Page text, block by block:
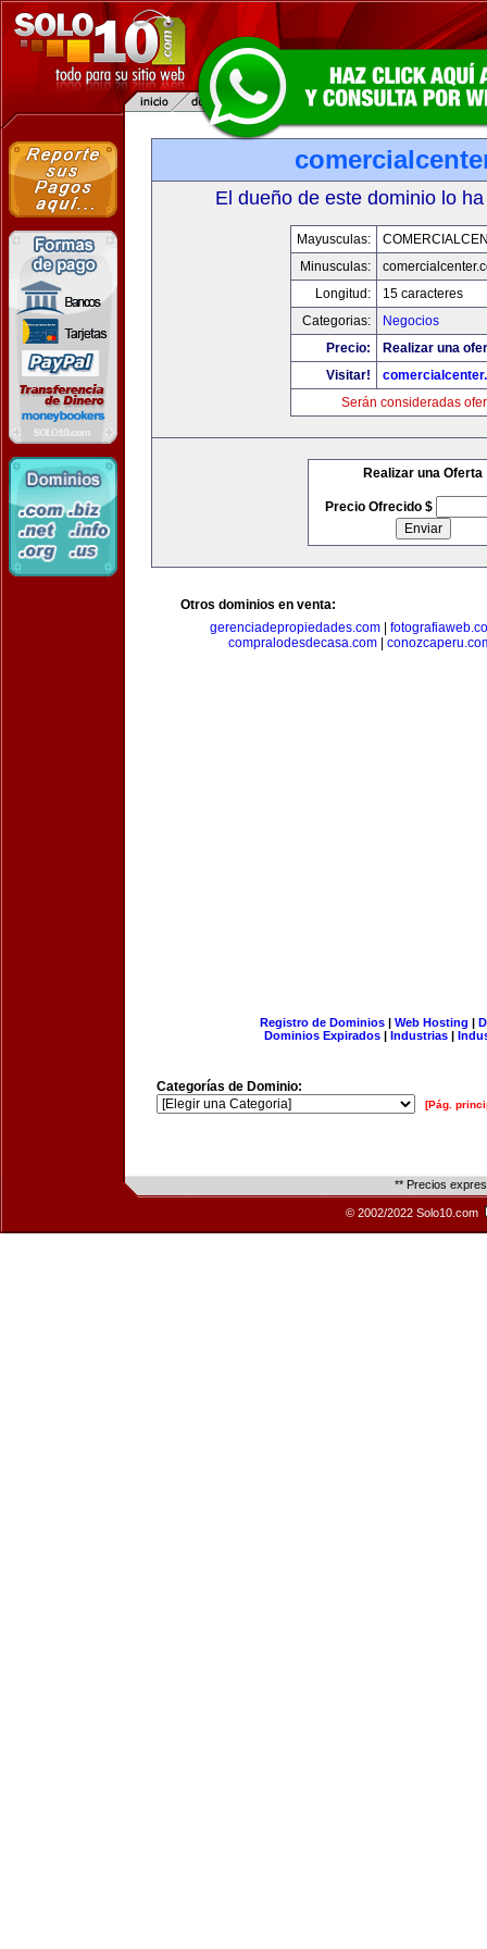
El dueño de este dominio lo
Mayusculas:
Minusculas:
Longitud:
15 caracteres
Categorias:
Negocios
Precio:
Realizar una
Visitar!
Serán consideradas
Realizar una Oferta
Precio Ofrecido $
Otros dominios en venta:
gerenciadepropiedades.com|
compralodesdecasa.com
Registro de Dominios| Web Hosting |
Dominios Expirados | Industrias |
Categorías de Dominio:
[Pág.
** Precios
© 2002/2022 Solo10.com